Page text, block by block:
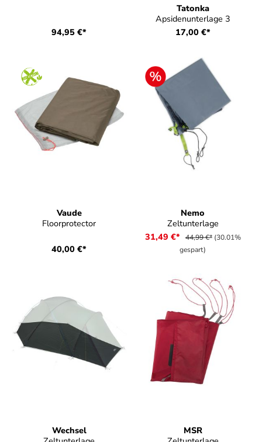
94,95 €*
Tatonka
Apsidenunterlage 3
17,00 €*
Vaude
Floorprotector
40,00 €*
Nemo
Zeltunterlage
31,49 €* 44,99 €* (30.01%
gespart)
Wechsel
MSR